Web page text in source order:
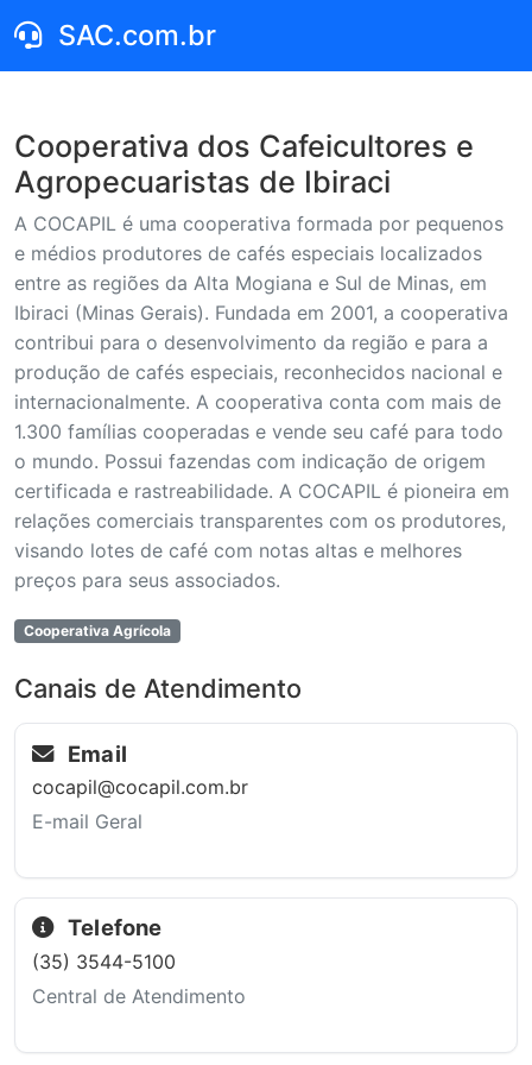
SAC.com.br
Cooperativa dos Cafeicultores e
Agropecuaristas de Ibiraci
A COCAPIL é uma cooperativa formada por pequenos
e médios produtores de cafés especiais localizados
entre as regiões da Alta Mogiana e Sul de Minas, em
Ibiraci (Minas Gerais). Fundada em 2001, a cooperativa
contribui para o desenvolvimento da região e para a
produção de cafés especiais, reconhecidos nacional e
internacionalmente. A cooperativa conta com mais de
1.300 famílias cooperadas e vende seu café para todo
o mundo. Possui fazendas com indicação de origem
certificada e rastreabilidade. A COCAPIL é pioneira em
relações comerciais transparentes com os produtores,
visando lotes de café com notas altas e melhores
preços para seus associados.
Cooperativa Agrícola
Canais de Atendimento
Email
cocapil@cocapil.com.br
E-mail Geral
Telefone
(35) 3544-5100
Central de Atendimento